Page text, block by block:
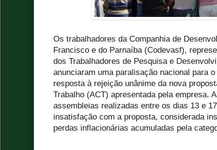
Os trabalhadores da Companhia de
Francisco e do Parnaíba (Codevasf),
dos Trabalhadores de Pesquisa e
anunciaram uma paralisação nacional para
resposta à rejeição unânime da nova
Trabalho (ACT) apresentada pela empresa.
assembleias realizadas entre os dias 13 e
insatisfação com a proposta, considerada
perdas inflacionárias acumuladas pela